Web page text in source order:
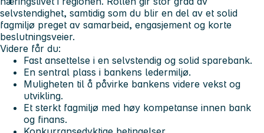
selvstendighet, samtidig som du blir en del av et solid
fagmiljø preget av samarbeid, engasjement og korte
beslutningsveier.
Videre får du:
Fast ansettelse i en selvstendig og solid sparebank.
En sentral plass i bankens ledermiljø.
Muligheten til å påvirke bankens videre vekst og
utvikling.
Et sterkt fagmiljø med høy kompetanse innen bank
og finans.